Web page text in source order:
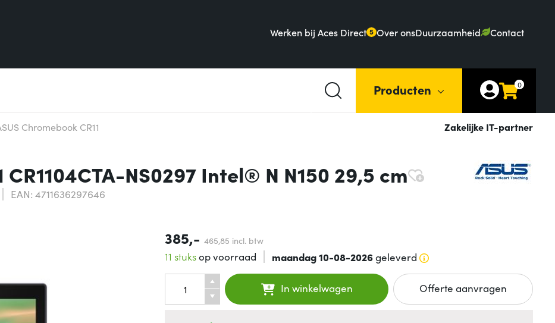
Werken bij Aces Direct 5 Over onsDuurzaamheid Contact
Producten 0
Chromebook CR11 Zakelijke IT-partner
CR1104CTA-NS0297 Intel® N N150 29,5 cm
EAN: 4711636297646
385,- 465,85 incl. btw
11 stuksop voorraad maandag 10-08-2026geleverd
In winkelwagen Offerte aanvragen